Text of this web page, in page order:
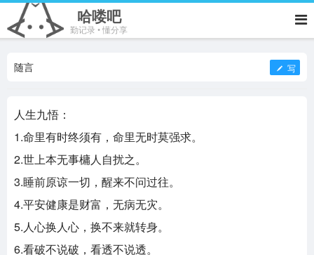
哈喽吧
勤记录 • 懂分享
随言 写
人生九悟：
1.命里有时终须有，命里无时莫强求。
2.世上本无事槦人自扰之。
3.睡前原谅一切，醒来不问过往。
4.平安健康是财富，无病无灾。
5.人心换人心，换不来就转身。
6.看破不说破，看透不说透。